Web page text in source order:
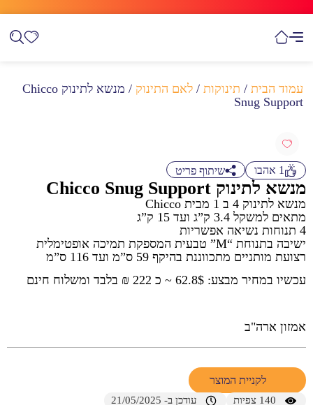
עמוד הבית / תינוקות / לאם התינוק
/ מנשא לתינוק Chicco
Snug Support
1 אהבו שיתוף פריט
מנשא לתינוק Chicco Snug Support
מנשא לתינוק 4 ב 1 מבית Chicco
מתאים למשקל 3.4 ק”ג ועד 15 ק”ג
4 תנוחות נשיאה אפשריות
ישיבה בתנוחת “M” טבעית המספקת תמיכה אופטימלית
רצועת מותניים מתכווננת בהיקף 59 ס”מ ועד 116 ס”מ
עכשיו במחיר מבצע: 62.8$ ~ כ 222 ₪ בלבד ומשלוח חינם
אמזון ארה"ב
לקניית המוצר
140 צפיות עודכן ב- 21/05/2025